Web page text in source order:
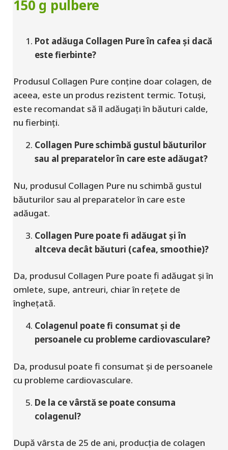
150 g pulbere
Pot adăuga Collagen Pure în cafea și dacă
este fierbinte?
Produsul Collagen Pure conține doar colagen, de
aceea, este un produs rezistent termic. Totuși,
este recomandat să îl adăugați în băuturi calde,
nu fierbinți.
Collagen Pure schimbă gustul băuturilor
sau al preparatelor în care este adăugat?
Nu, produsul Collagen Pure nu schimbă gustul
băuturilor sau al preparatelor în care este
adăugat.
Collagen Pure poate fi adăugat și în
altceva decât băuturi (cafea, smoothie)?
Da, produsul Collagen Pure poate fi adăugat și în
omlete, supe, antreuri, chiar în rețete de
înghețată.
Colagenul poate fi consumat și de
persoanele cu probleme cardiovasculare?
Da, produsul poate fi consumat și de persoanele
cu probleme cardiovasculare.
De la ce vârstă se poate consuma
colagenul?
După vârsta de 25 de ani, producția de colagen